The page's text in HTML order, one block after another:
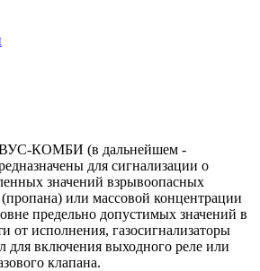
КОМБИ (в дальнейшем -
для сигнализации о
значений взрывоопасных
или массовой концентрации
предельно допустимых значений в
от исполнения, газосигнализаторы
для включения выходного реле или
клапана.